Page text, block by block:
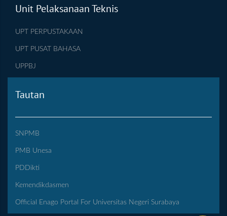
Unit Pelaksanaan Teknis
UPT PERPUSTAKAAN
UPT PUSAT BAHASA
UPPBJ
Tautan
SNPMB
PMB Unesa
PDDikti
Kemendikdasmen
Official Enago Portal For Universitas Negeri Surabaya